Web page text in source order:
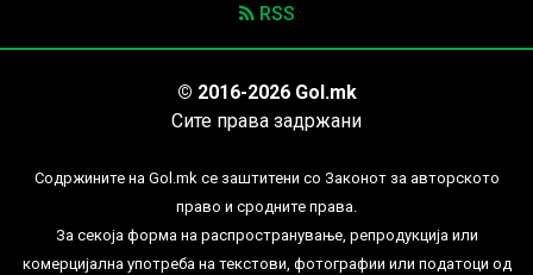
RSS
© 2016-2026 Gol.mk
Сите права задржани
Содржините на Gol.mk се заштитени со Законот за авторското
право и сродните права.
За секоја форма на распространување, репродукција или
комерцијална употреба на текстови, фотографии или податоци од